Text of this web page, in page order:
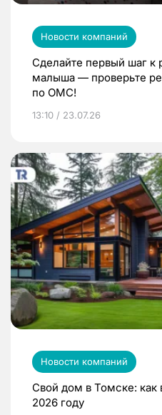
Новости компаний
Сделайте первый шаг
малыша — проверьте
по ОМС!
13:10 / 23.07.26
Новости компаний
Свой дом в Томске: как
2026 году